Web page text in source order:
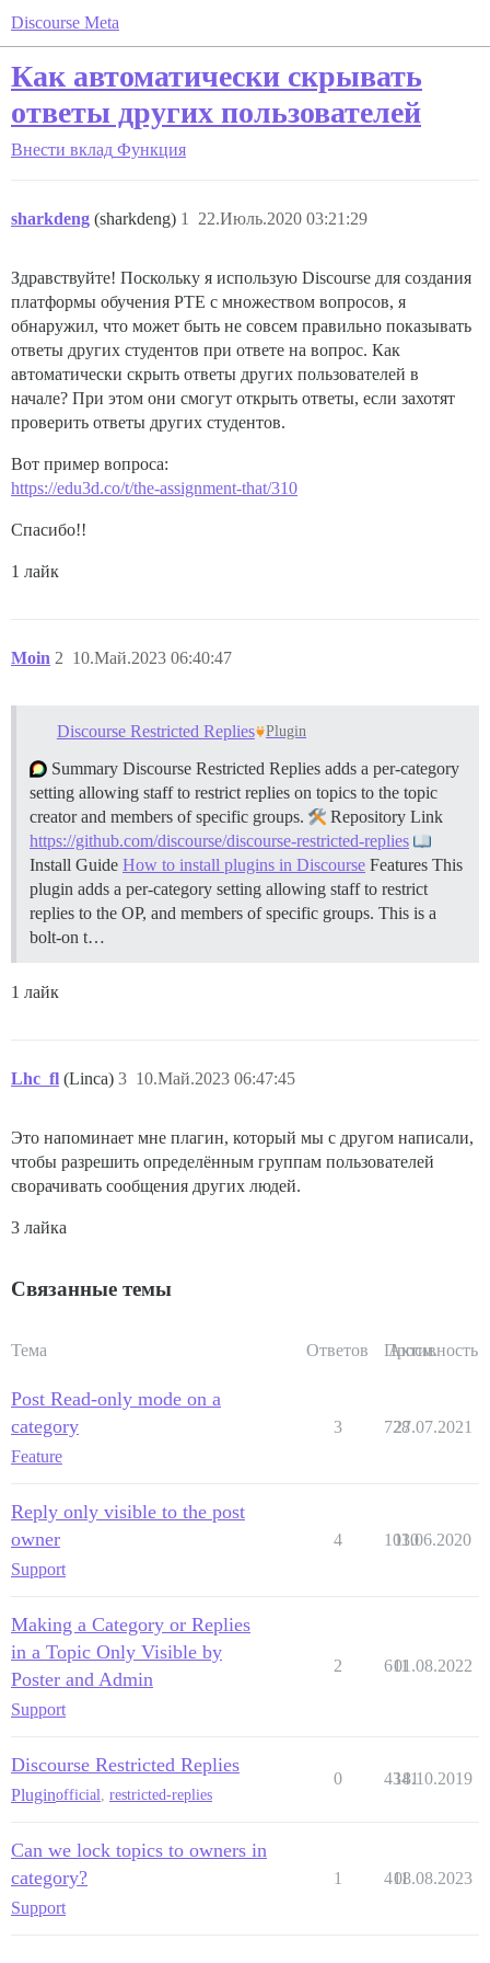
Discourse Meta
Как автоматически скрывать
ответы других пользователей
Внести вклад Функция
sharkdeng (sharkdeng) 22.Июль.2020 03:21:29
1
Здравствуйте! Поскольку я использую Discourse для создания
платформы обучения PTE с множеством вопросов, я
обнаружил, что может быть не совсем правильно показывать
ответы других студентов при ответе на вопрос. Как
автоматически скрыть ответы других пользователей в
начале? При этом они смогут открыть ответы, если захотят
проверить ответы других студентов.
Вот пример вопроса:
https://edu3d.co/t/the-assignment-that/310
Спасибо!!
1 лайк
Moin 10.Май.2023 06:40:47
2
Discourse Restricted Replies Plugin
Summary Discourse Restricted Replies adds a per-category
setting allowing staff to restrict replies on topics to the topic
creator and members of specific groups.
Repository Link
https://github.com/discourse/discourse-restricted-replies
Install Guide How to install plugins in Discourse Features This
plugin adds a per-category setting allowing staff to restrict
replies to the OP, and members of specific groups. This is a
bolt-on t…
1 лайк
Lhc_fl (Linca) 10.Май.2023 06:47:45
3
Это напоминает мне плагин, который мы с другом написали,
чтобы разрешить определённым группам пользователей
сворачивать сообщения других людей.
3 лайка
Связанные темы
Тема Ответов Просм.
Активность
Post Read-only mode on a
category
Feature
3 728
27.07.2021
Reply only visible to the post
owner
Support
4 1030
11.06.2020
Making a Category or Replies
in a Topic Only Visible by
Poster and Admin
Support
2 61101.08.2022
Discourse Restricted Replies
Pluginofficial, restricted-replies
0 4341
18.10.2019
Can we lock topics to owners in
category?
Support
1 411
08.08.2023